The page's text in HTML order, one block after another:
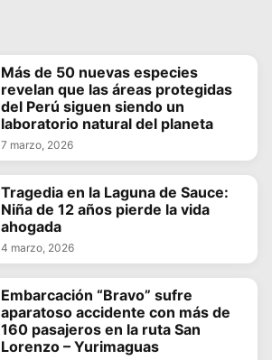
Más de 50 nuevas especies
revelan que las áreas protegidas
del Perú siguen siendo un
laboratorio natural del planeta
7 marzo, 2026
Tragedia en la Laguna de Sauce:
Niña de 12 años pierde la vida
ahogada
4 marzo, 2026
Embarcación “Bravo” sufre
aparatoso accidente con más de
160 pasajeros en la ruta San
Lorenzo – Yurimaguas